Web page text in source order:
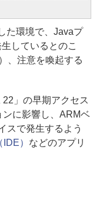
た環境で、Javaプ
しているとのこ
、注意を喚起する
」の早期アクセス
に影響し、ARMベ
スで発生するよう
） などのアプリ